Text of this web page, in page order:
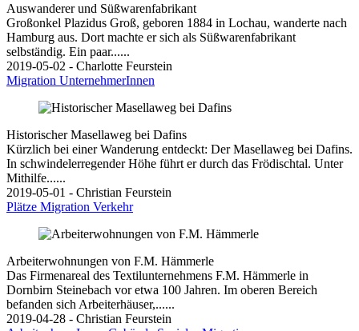
Auswanderer und Süßwarenfabrikant
Großonkel Plazidus Groß, geboren 1884 in Lochau, wanderte nach
Hamburg aus. Dort machte er sich als Süßwarenfabrikant
selbständig. Ein paar......
2019-05-02 - Charlotte Feurstein
Migration UnternehmerInnen
Historischer Masellaweg bei Dafins
Kürzlich bei einer Wanderung entdeckt: Der Masellaweg bei Dafins.
In schwindelerregender Höhe führt er durch das Frödischtal. Unter
Mithilfe......
2019-05-01 - Christian Feurstein
Plätze Migration Verkehr
Arbeiterwohnungen von F.M. Hämmerle
Das Firmenareal des Textilunternehmens F.M. Hämmerle in
Dornbirn Steinebach vor etwa 100 Jahren. Im oberen Bereich
befanden sich Arbeiterhäuser,......
2019-04-28 - Christian Feurstein